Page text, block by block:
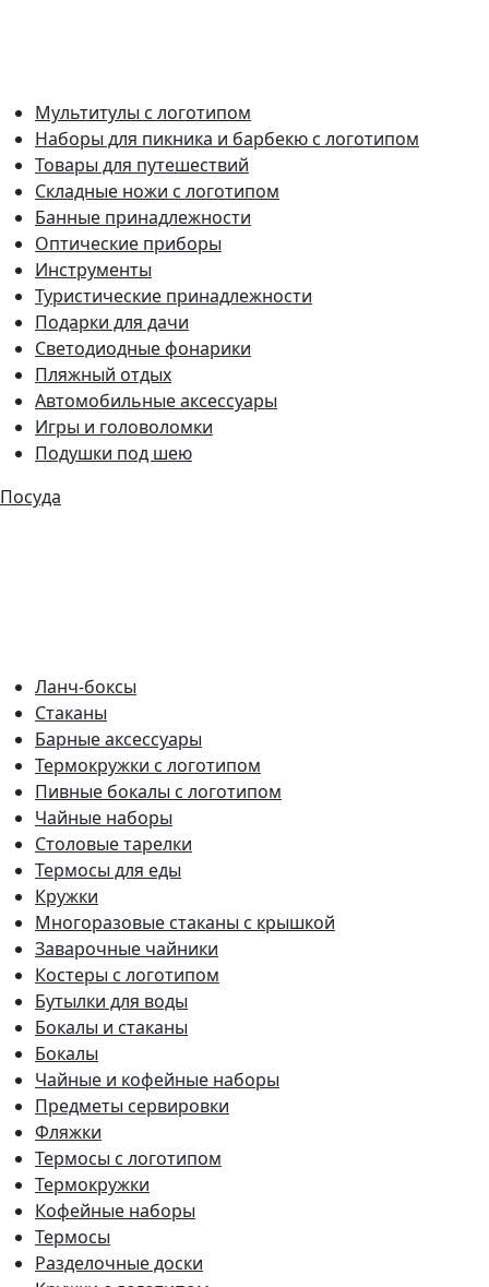
Мультитулы с логотипом
Наборы для пикника и барбекю с логотипом
Товары для путешествий
Складные ножи с логотипом
Банные принадлежности
Оптические приборы
Инструменты
Туристические принадлежности
Подарки для дачи
Светодиодные фонарики
Пляжный отдых
Автомобильные аксессуары
Игры и головоломки
Подушки под шею
Посуда
Ланч-боксы
Стаканы
Барные аксессуары
Термокружки с логотипом
Пивные бокалы с логотипом
Чайные наборы
Столовые тарелки
Термосы для еды
Кружки
Многоразовые стаканы с крышкой
Заварочные чайники
Костеры с логотипом
Бутылки для воды
Бокалы и стаканы
Бокалы
Чайные и кофейные наборы
Предметы сервировки
Фляжки
Термосы с логотипом
Термокружки
Кофейные наборы
Термосы
Разделочные доски